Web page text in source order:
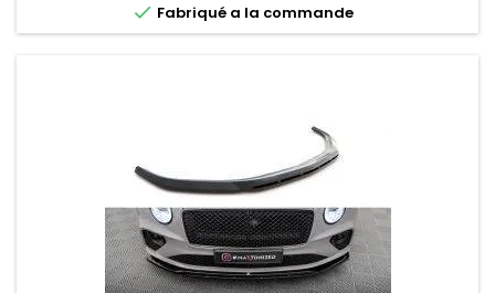
 Fabriqué a la commande